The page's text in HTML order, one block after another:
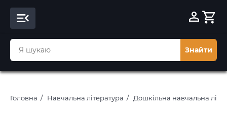
Знайти
Головна Навчальна література Дошкільна навчальна